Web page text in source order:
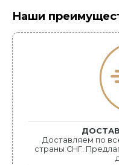
Наши
Доставляем по
страны СНГ.